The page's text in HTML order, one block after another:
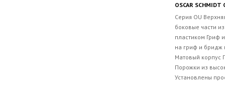
OSCAR SCHMIDT
Серия OU
боковые части
пластиком Гриф
на гриф и бридж
Матовый корпус
Порожки из
Установлены